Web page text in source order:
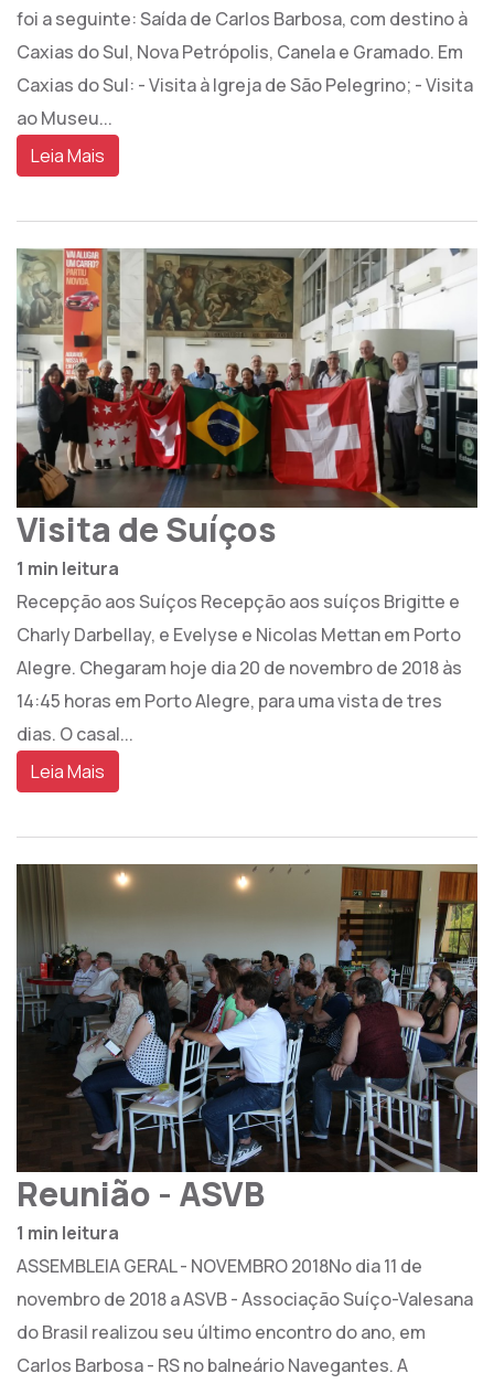
foi a seguinte: Saída de Carlos Barbosa, com destino à
Caxias do Sul, Nova Petrópolis, Canela e Gramado. Em
Caxias do Sul: - Visita à Igreja de São Pelegrino; - Visita
ao Museu...
Leia Mais
Visita de Suíços
1 min leitura
Recepção aos Suíços Recepção aos suíços Brigitte e
Charly Darbellay, e Evelyse e Nicolas Mettan em Porto
Alegre. Chegaram hoje dia 20 de novembro de 2018 às
14:45 horas em Porto Alegre, para uma vista de tres
dias. O casal...
Leia Mais
Reunião - ASVB
1 min leitura
ASSEMBLEIA GERAL - NOVEMBRO 2018No dia 11 de
novembro de 2018 a ASVB - Associação Suíço-Valesana
do Brasil realizou seu último encontro do ano, em
Carlos Barbosa - RS no balneário Navegantes. A